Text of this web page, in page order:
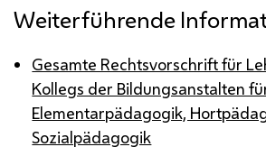
Weiterführende
Gesamte Rechtsvorschrift für
Kollegs der Bildungsanstalten
Elementarpädagogik,
Sozialpädagogik